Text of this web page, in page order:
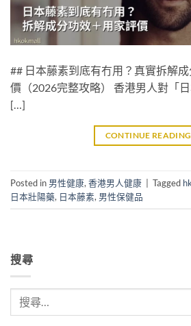
## 日本藤素到底有冇用？真實拆解
價（2026完整攻略） 香港男人對「
[…]
CONTINUE READING
Posted in 男性健康, 香港男人健康 Tagged
日本壯陽藥, 日本藤素, 男性保健品
搜尋